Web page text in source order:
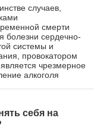
случаев,
смерти
болезни сердечно-
системы и
провокатором
чрезмерное
алкоголя
себя на